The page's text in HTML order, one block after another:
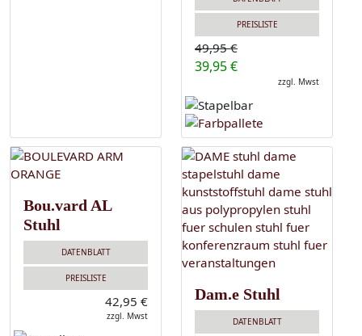
PREISLISTE
49,95 €
39,95 €
zzgl. Mwst
Bou.vard AL
Stuhl
DATENBLATT
PREISLISTE
42,95 €
zzgl. Mwst
Dam.e Stuhl
DATENBLATT